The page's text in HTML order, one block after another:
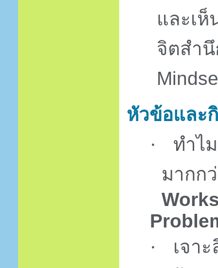
และเ
จิตสำ
หัวข้อและ
·
ทำไ
มากก
·
เจา